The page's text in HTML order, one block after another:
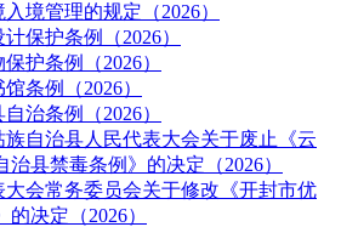
境管理的规定（2026）
保护条例（2026）
护条例（2026）
条例（2026）
治条例（2026）
自治县人民代表大会关于废止《云
县禁毒条例》的决定（2026）
会常务委员会关于修改《开封市优
决定（2026）